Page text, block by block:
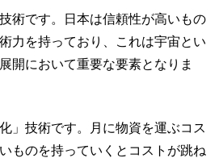
術です。日本は信頼性が高いもの
力を持っており、これは宇宙とい
開において重要な要素となりま
」技術です。月に物資を運ぶコス
ものを持っていくとコストが跳ね